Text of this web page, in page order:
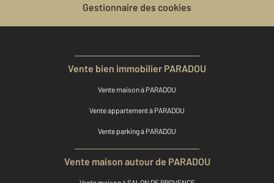
Gestionnaire des cookies
Vente bien immobilier PARADOU
Vente maison à PARADOU
Vente appartement à PARADOU
Vente parking à PARADOU
Vente maison autour de PARADOU